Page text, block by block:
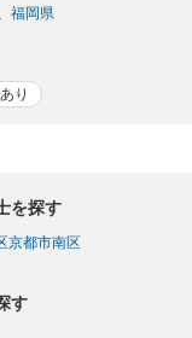
福岡県
り
を探す
京都市南区
す